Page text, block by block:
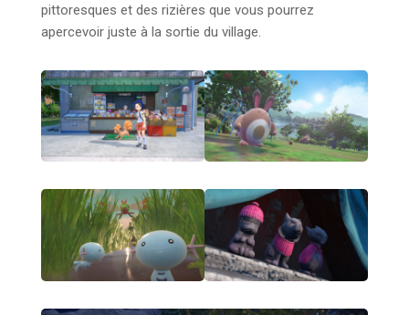
pittoresques et des rizières que vous pourrez
apercevoir juste à la sortie du village.